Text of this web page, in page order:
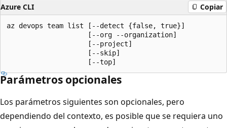
Azure CLI Copiar
az devops team list [--detect {false, true}]
                    [--org --organization]
                    [--project]
                    [--skip]
                    [--top]
Parámetros opcionales
Los parámetros siguientes son opcionales, pero
dependiendo del contexto, es posible que se requiera uno